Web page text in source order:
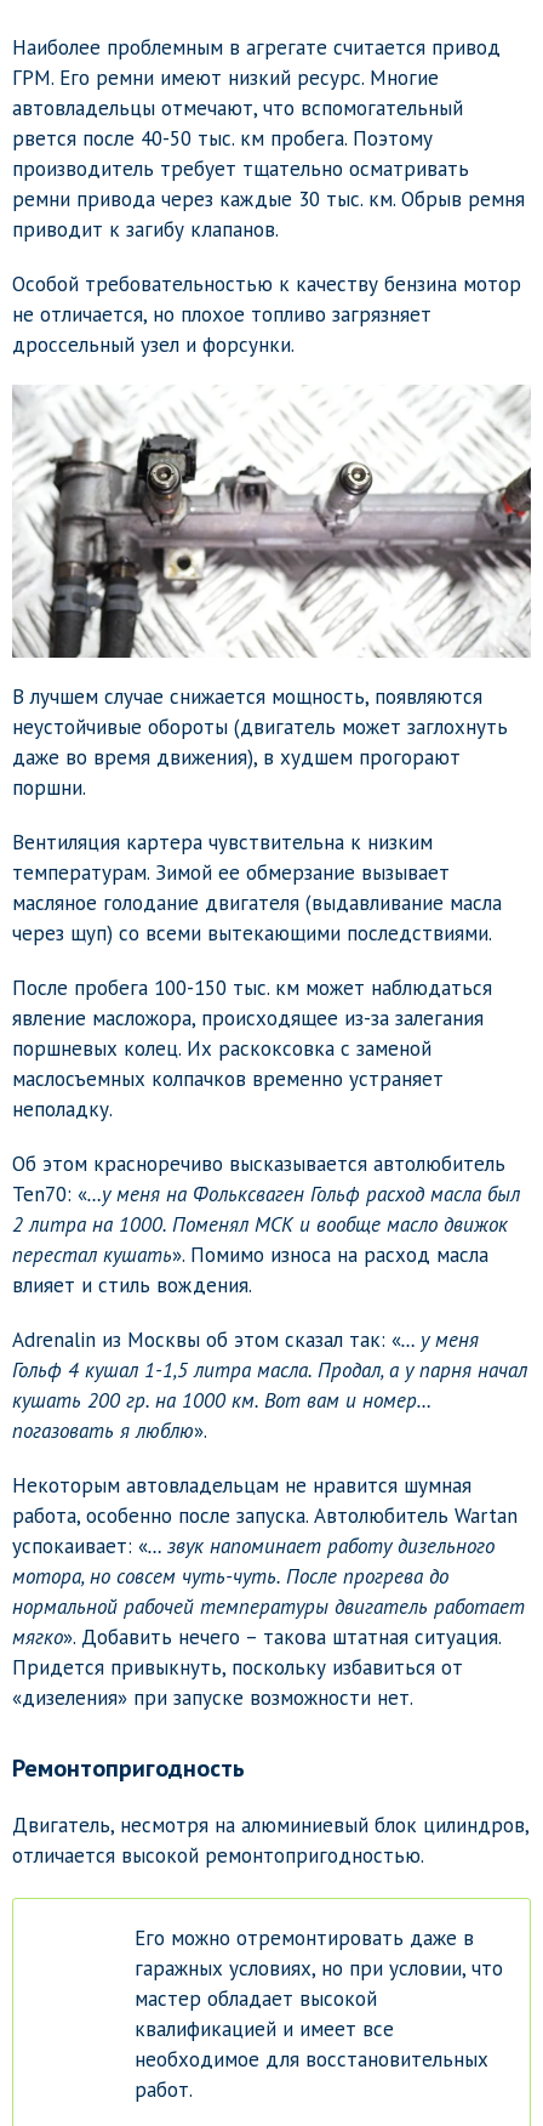
Наиболее проблемным в агрегате считается привод
ГРМ. Его ремни имеют низкий ресурс. Многие
автовладельцы отмечают, что вспомогательный
рвется после 40-50 тыс. км пробега. Поэтому
производитель требует тщательно осматривать
ремни привода через каждые 30 тыс. км. Обрыв ремня
приводит к загибу клапанов.
Особой требовательностью к качеству бензина мотор
не отличается, но плохое топливо загрязняет
дроссельный узел и форсунки.
В лучшем случае снижается мощность, появляются
неустойчивые обороты (двигатель может заглохнуть
даже во время движения), в худшем прогорают
поршни.
Вентиляция картера чувствительна к низким
температурам. Зимой ее обмерзание вызывает
масляное голодание двигателя (выдавливание масла
через щуп) со всеми вытекающими последствиями.
После пробега 100-150 тыс. км может наблюдаться
явление масложора, происходящее из-за залегания
поршневых колец. Их раскоксовка с заменой
маслосъемных колпачков временно устраняет
неполадку.
Об этом красноречиво высказывается автолюбитель
Ten70: «…у меня на Фольксваген Гольф расход масла был
2 литра на 1000. Поменял МСК и вообще масло движок
перестал кушать». Помимо износа на расход масла
влияет и стиль вождения.
Adrenalin из Москвы об этом сказал так: «… у меня
Гольф 4 кушал 1-1,5 литра масла. Продал, а у парня начал
кушать 200 гр. на 1000 км. Вот вам и номер…
погазовать я люблю».
Некоторым автовладельцам не нравится шумная
работа, особенно после запуска. Автолюбитель Wartan
успокаивает: «… звук напоминает работу дизельного
мотора, но совсем чуть-чуть. После прогрева до
нормальной рабочей температуры двигатель работает
мягко». Добавить нечего – такова штатная ситуация.
Придется привыкнуть, поскольку избавиться от
«дизеления» при запуске возможности нет.
Ремонтопригодность
Двигатель, несмотря на алюминиевый блок цилиндров,
отличается высокой ремонтопригодностью.
Его можно отремонтировать даже в
гаражных условиях, но при условии, что
мастер обладает высокой
квалификацией и имеет все
необходимое для восстановительных
работ.